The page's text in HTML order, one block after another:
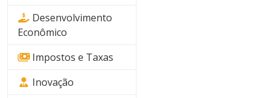
Desenvolvimento
Econômico
Impostos e Taxas
Inovação